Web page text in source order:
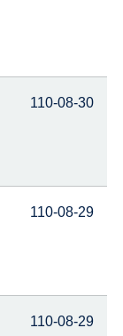
110-08-30
110-08-29
110-08-29